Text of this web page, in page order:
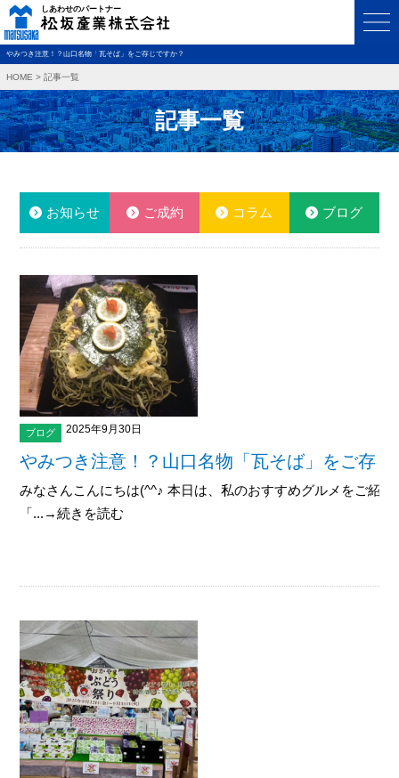
やみつき注意！？山口名物「瓦そば」をご存じですか？
HOME > 記事一覧
記事一覧
お知らせ ご成約 コラム ブログ
ブログ 2025年9月30日
やみつき注意！？山口名物「瓦そば」をご存じ
みなさんこんにちは(^^♪ 本日は、私のおすすめグルメをご紹
「...→続きを読む